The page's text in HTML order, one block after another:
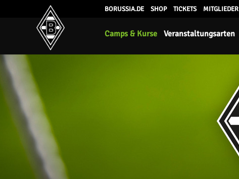
BORUSSIA.DE SHOP TICKETS MITGLIEDER
Camps & Kurse Veranstaltungsarten